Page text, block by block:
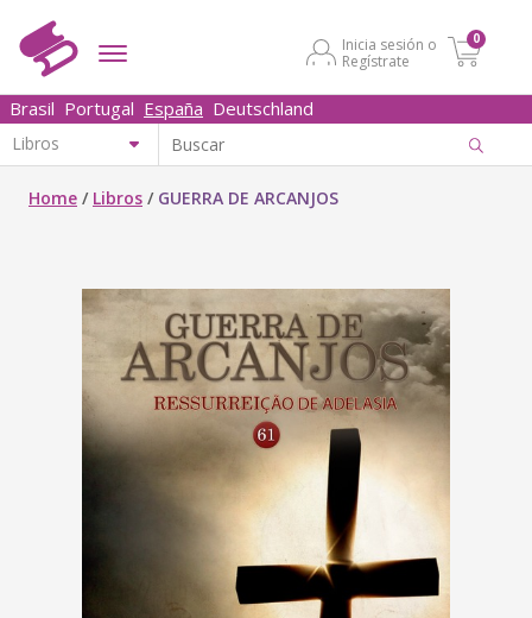
Inicia sesión o
Regístrate
0
Brasil Portugal España Deutschland
Home / Libros / GUERRA DE ARCANJOS